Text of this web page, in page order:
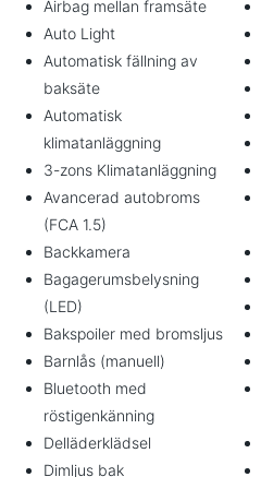
Airbag mellan framsäte
Auto Light
Automatisk fällning av
baksäte
Automatisk
klimatanläggning
3-zons Klimatanläggning
Avancerad autobroms
(FCA 1.5)
Backkamera
Bagagerumsbelysning
(LED)
Bakspoiler med bromsljus
Barnlås (manuell)
Bluetooth med
röstigenkänning
Delläderklädsel
Dimljus bak